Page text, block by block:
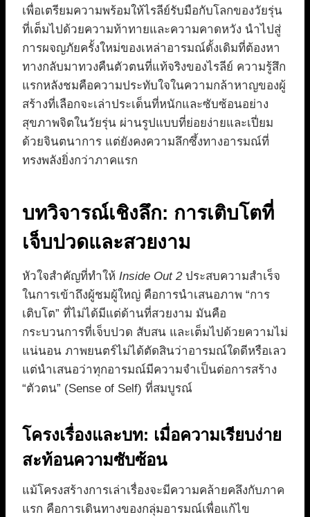
เพื่อเตรียมความพร้อมให้ไรลีย์รับมือกับโลกของวัยรุ่น
ที่เต็มไปด้วยความท้าทายและความคาดหวัง นำไปสู่
การผจญภัยครั้งใหม่ของเหล่าอารมณ์ดั้งเดิมที่ต้องหา
ทางกลับมาทวงคืนตัวตนที่แท้จริงของไรลีย์ ความรู้สึก
แรกหลังชมคือความประทับใจในความกล้าหาญของผู้
สร้างที่เลือกจะเล่าประเด็นที่หนักและซับซ้อนอย่าง
สุขภาพจิตในวัยรุ่น ผ่านรูปแบบที่ย่อยง่ายและเปี่ยม
ด้วยจินตนาการ แต่ยังคงความลึกซึ้งทางอารมณ์ที่
ทรงพลังยิ่งกว่าภาคแรก
บทวิจารณ์เชิงลึก: การเติบโตที่
เจ็บปวดและสวยงาม
หัวใจสำคัญที่ทำให้ Inside Out 2ประสบความสำเร็จ
ในการเข้าถึงผู้ชมผู้ใหญ่ คือการนำเสนอภาพ “การ
เติบโต” ที่ไม่ได้มีแต่ด้านที่สวยงาม มันคือ
กระบวนการที่เจ็บปวด สับสน และเต็มไปด้วยความไม่
แน่นอน ภาพยนตร์ไม่ได้ตัดสินว่าอารมณ์ใดดีหรือเลว
แต่นำเสนอว่าทุกอารมณ์มีความจำเป็นต่อการสร้าง
“ตัวตน” (Sense of Self) ที่สมบูรณ์
โครงเรื่องและบท: เมื่อความเรียบง่าย
สะท้อนความซับซ้อน
แม้โครงสร้างการเล่าเรื่องจะมีความคล้ายคลึงกับภาค
แรก คือการเดินทางของกลุ่มอารมณ์เพื่อแก้ไข